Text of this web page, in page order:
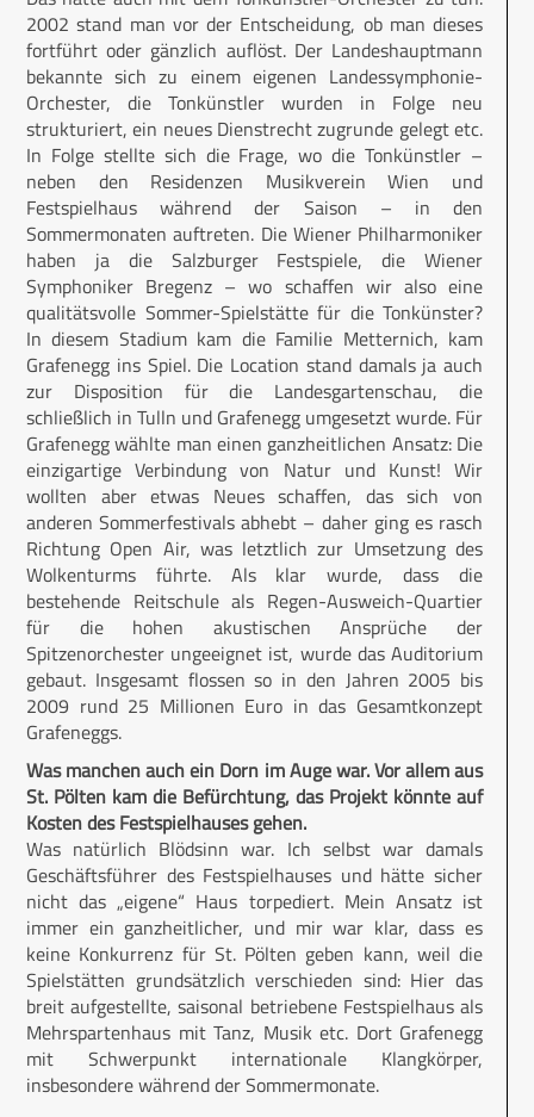
2002 stand man vor der Entscheidung, ob man dieses
fortführt oder gänzlich auflöst. Der Landeshauptmann
bekannte sich zu einem eigenen Landessymphonie-
Orchester, die Tonkünstler wurden in Folge neu
strukturiert, ein neues Dienstrecht zugrunde gelegt etc.
In Folge stellte sich die Frage, wo die Tonkünstler –
neben den Residenzen Musikverein Wien und
Festspielhaus während der Saison – in den
Sommermonaten auftreten. Die Wiener Philharmoniker
haben ja die Salzburger Festspiele, die Wiener
Symphoniker Bregenz – wo schaffen wir also eine
qualitätsvolle Sommer-Spielstätte für die Tonkünster?
In diesem Stadium kam die Familie Metternich, kam
Grafenegg ins Spiel. Die Location stand damals ja auch
zur Disposition für die Landesgartenschau, die
schließlich in Tulln und Grafenegg umgesetzt wurde. Für
Grafenegg wählte man einen ganzheitlichen Ansatz: Die
einzigartige Verbindung von Natur und Kunst! Wir
wollten aber etwas Neues schaffen, das sich von
anderen Sommerfestivals abhebt – daher ging es rasch
Richtung Open Air, was letztlich zur Umsetzung des
Wolkenturms führte. Als klar wurde, dass die
bestehende Reitschule als Regen-Ausweich-Quartier
für die hohen akustischen Ansprüche der
Spitzenorchester ungeeignet ist, wurde das Auditorium
gebaut. Insgesamt flossen so in den Jahren 2005 bis
2009 rund 25 Millionen Euro in das Gesamtkonzept
Grafeneggs.
Was manchen auch ein Dorn im Auge war. Vor allem aus
St. Pölten kam die Befürchtung, das Projekt könnte auf
Kosten des Festspielhauses gehen.
Was natürlich Blödsinn war. Ich selbst war damals
Geschäftsführer des Festspielhauses und hätte sicher
nicht das „eigene“ Haus torpediert. Mein Ansatz ist
immer ein ganzheitlicher, und mir war klar, dass es
keine Konkurrenz für St. Pölten geben kann, weil die
Spielstätten grundsätzlich verschieden sind: Hier das
breit aufgestellte, saisonal betriebene Festspielhaus als
Mehrspartenhaus mit Tanz, Musik etc. Dort Grafenegg
mit Schwerpunkt internationale Klangkörper,
insbesondere während der Sommermonate.